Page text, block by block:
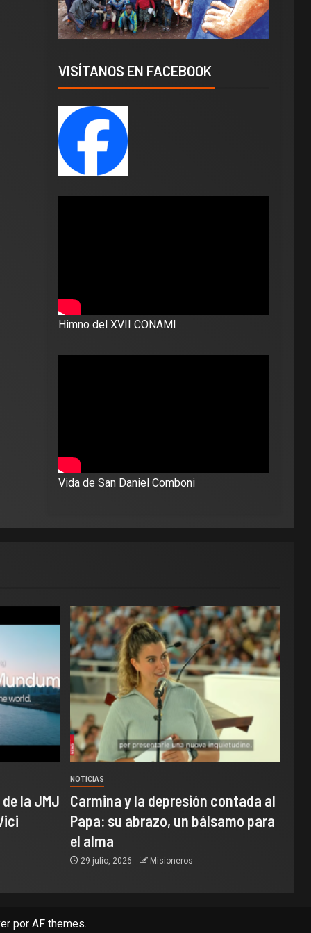
VISÍTANOS EN FACEBOOK
Himno del XVII CONAMI
Vida de San Daniel Comboni
la JMJ
NOTICIAS
Carmina y la depresión contada al
Papa: su abrazo, un bálsamo para
el alma
29 julio, 2026 Misioneros
por AF themes.